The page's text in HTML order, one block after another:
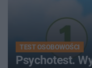
TEST OSOBOWOŚCI
Psychotest.